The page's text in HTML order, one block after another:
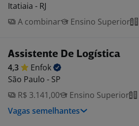
Itatiaia - RJ
A combinar
Ensino Superior
Assistente De Logística
4,3
Enfok
São Paulo - SP
R$ 3.141,00
Ensino Superior
Vagas semelhantes